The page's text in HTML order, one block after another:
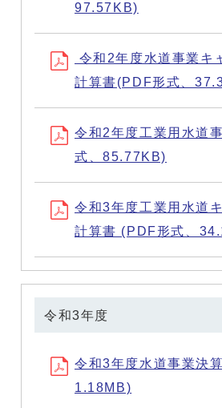
97.57KB)
令和2年度水道事業キ
計算書(PDF形式、
令和2年度工業用水道
式、85.77KB)
令和3年度工業用水道
計算書 (PDF形式、
令和3年度
令和3年度水道事業決
1.18MB)